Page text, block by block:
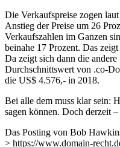
Die Verkaufspreise zogen
Anstieg der Preise um 26
Verkaufszahlen im Ganzen
beinahe 17 Prozent. Das
Da zeigt sich dann die
Durchschnittswert von .co-
die US$ 4.576,- in 2018.
Bei alle dem muss klar sein:
sagen können. Doch derzeit
Das Posting von Bob
> https://www.domain-